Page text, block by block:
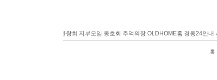
반창회 지부모임 동호회 추억의장 OLDHOME홈 경동24안내
홈